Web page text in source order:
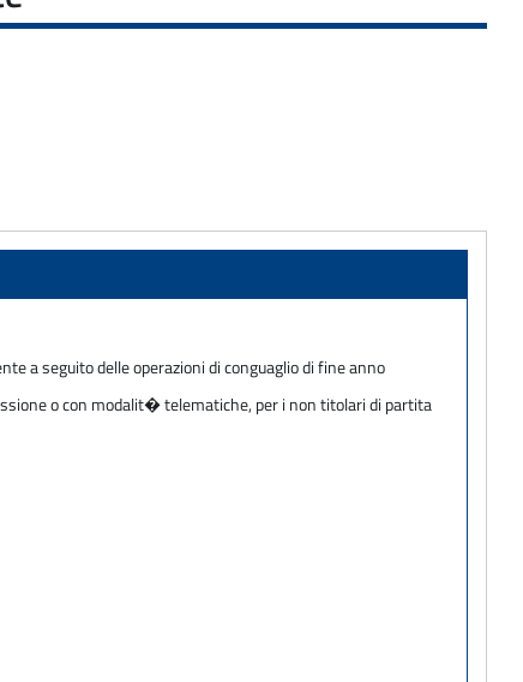
a seguito delle operazioni di conguaglio di fine anno
o con modalit� telematiche, per i non titolari di partita